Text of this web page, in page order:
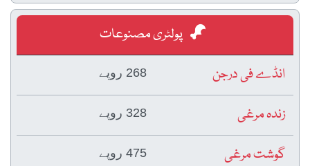
پولٹری مصنوعات
انڈے فی درجن
268 روپے
زندہ مرغی 328 روپے
گوشت مرغی 475 روپے